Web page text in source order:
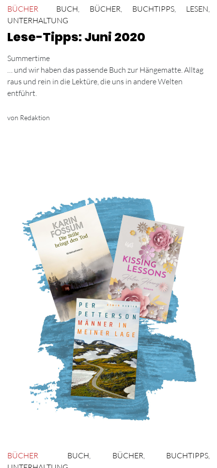
BÜCHER BUCH, BÜCHER, BUCHTIPPS, LESEN,
UNTERHALTUNG
Lese-Tipps: Juni 2020
Summertime
… und wir haben das passende Buch zur Hängematte. Alltag
raus und rein in die Lektüre, die uns in andere Welten
entführt.
von Redaktion
BÜCHER BUCH BÜCHER BUCHTIPPS